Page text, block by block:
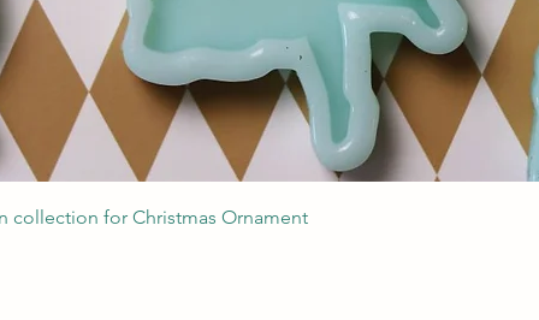
Podgląd
collection for Christmas Ornament